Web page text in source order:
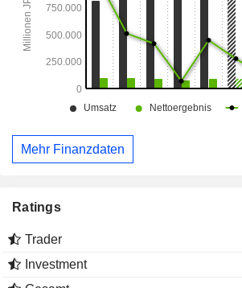
Mehr Finanzdaten
Ratings
Trader
Investment